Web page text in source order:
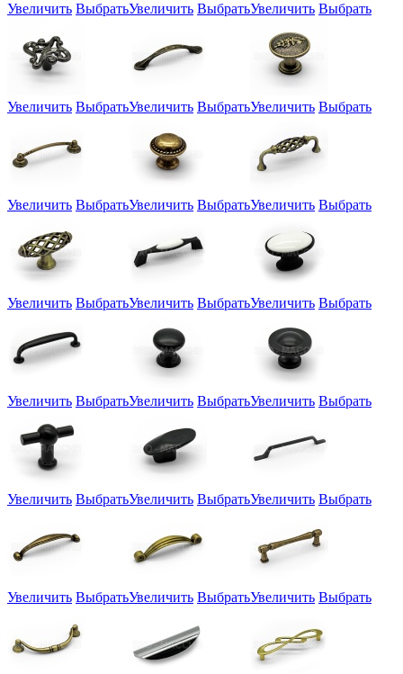
Увеличить ВыбратьУвеличить ВыбратьУвеличить Выбрать
Увеличить ВыбратьУвеличить ВыбратьУвеличить Выбрать
Увеличить ВыбратьУвеличить ВыбратьУвеличить Выбрать
Увеличить ВыбратьУвеличить ВыбратьУвеличить Выбрать
Увеличить ВыбратьУвеличить ВыбратьУвеличить Выбрать
Увеличить ВыбратьУвеличить ВыбратьУвеличить Выбрать
Увеличить ВыбратьУвеличить ВыбратьУвеличить Выбрать